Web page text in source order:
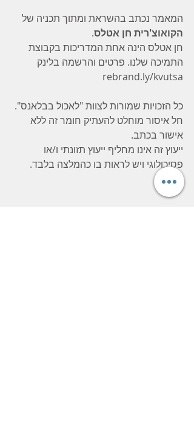
המאמר נכתב בהשראת ומתוך תכניה של
הקואוצ'רית חן אטלס.
חן אטלס הינה אחת המדריכות בקבוצת
התמיכה שלנו. פרטים והרשמה בלינק
rebrand.ly/kvutsa
כל הזכויות שמורות לצוות "לאכול בבלאנס".
חל איסור מוחלט להעתיק חומר זה ללא
אישור בכתב.
ייעוץ זה אינו מחליף ייעוץ תזונתי ו/או
פסיכולוגי ויש לראות בו כהמלצה בלבד.